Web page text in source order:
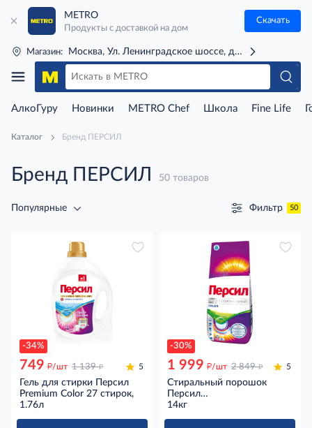
METRO
Продукты с доставкой на дом
Скачать
Магазин: Москва, Ул. Ленинградское шоссе, д. 71Г (м. Речной
АлкоГуру Новинки METRO Chef Школа Fine Life
Каталог Бренд ПЕРСИЛ
Бренд ПЕРСИЛ 50 товаров
Популярные Фильтр 50
-34%
749 д/шт 1 139 д 5
Гель для стирки Персил
Premium Color 27 стирок,
1.76л
-30%
1 999 д/шт 2 849 д 5
Стиральный порошок
Персил
Профессиональный Колор
14кг